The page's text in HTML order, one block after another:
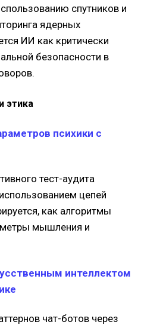
спутников и
ядерных
ИИ как критически
безопасности в
этика
психики с
тест-аудита
цепей
как алгоритмы
мышления и
интеллектом
чат-ботов через